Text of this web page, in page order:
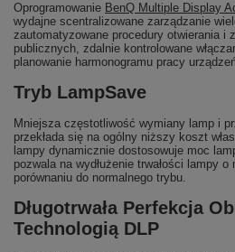
Oprogramowanie BenQ Multiple Display
wydajne scentralizowane zarządzanie
zautomatyzowane procedury otwierania i
publicznych, zdalnie kontrolowane
planowanie harmonogramu pracy
Tryb LampSave
Mniejsza częstotliwość wymiany lamp i
przekłada się na ogólny niższy koszt
lampy dynamicznie dostosowuje moc
pozwala na wydłużenie trwałości lampy
porównaniu do normalnego trybu.
Długotrwała Perfekcja
Technologią DLP